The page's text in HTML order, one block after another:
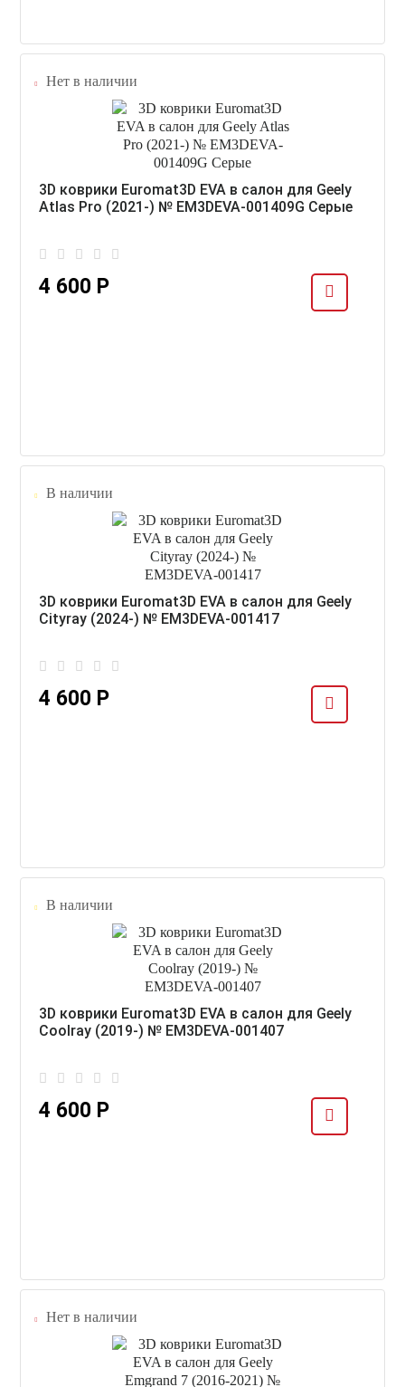
Нет в наличии
3D коврики Euromat3D EVA в салон для Geely
Atlas Pro (2021-) № EM3DEVA-001409G Серые
4 600 Р
В наличии
3D коврики Euromat3D EVA в салон для Geely
Cityray (2024-) № EM3DEVA-001417
4 600 Р
В наличии
3D коврики Euromat3D EVA в салон для Geely
Coolray (2019-) № EM3DEVA-001407
4 600 Р
Нет в наличии